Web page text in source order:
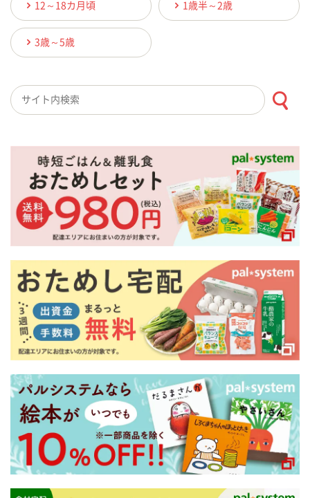
12～18カ月頃 1歳半～2歳
3歳～5歳
検索キーワード入力